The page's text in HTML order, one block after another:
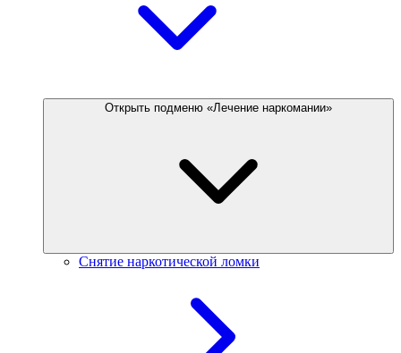
Открыть подменю «Лечение наркомании»
Снятие наркотической ломки